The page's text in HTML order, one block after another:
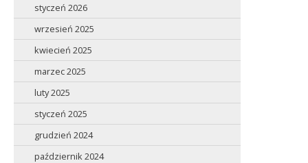
styczeń 2026
wrzesień 2025
kwiecień 2025
marzec 2025
luty 2025
styczeń 2025
grudzień 2024
październik 2024